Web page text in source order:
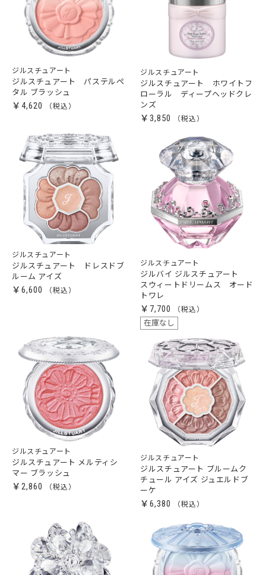
ジルスチュアート
ジルスチュアート パステルペ
タル ブラッシュ
￥4,620
ジルスチュアート
ジルスチュアート ホワイトフ
ローラル ディープヘッドクレ
ンズ
￥3,850
ジルスチュアート
ジルスチュアート ドレスドブ
ルーム アイズ
￥6,600
ジルスチュアート
ジルバイ ジルスチュアート
スウィートドリームス オード
トワレ
￥7,700
在庫なし
ジルスチュアート
ジルスチュアート メルティシ
マー ブラッシュ
￥2,860
ジルスチュアート
ジルスチュアート ブルームク
チュール アイズ ジュエルドブ
ーケ
￥6,380